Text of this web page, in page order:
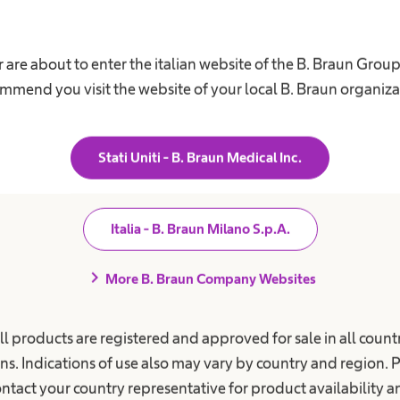
are about to enter the italian website of the B. Braun
you visit the website of your local B. Braun
Stati Uniti - B. Braun Medical Inc.
Italia - B. Braun Milano S.p.A.
chevron_right More B. Braun Company Websites
products are registered and approved for sale in all
Indications of use also may vary by country and region.
your country representative for product availability
in un ambiente di lavoro
azienda di famiglia, dove il
sulla responsabilità e la
differenze.”
Sara Boldrini - HR Director
è presente a Mirandola da oltre 30 anni e oggi